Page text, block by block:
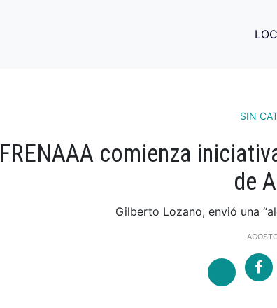
SIN
FRENAAA comienza
de
Gilberto Lozano, envió una